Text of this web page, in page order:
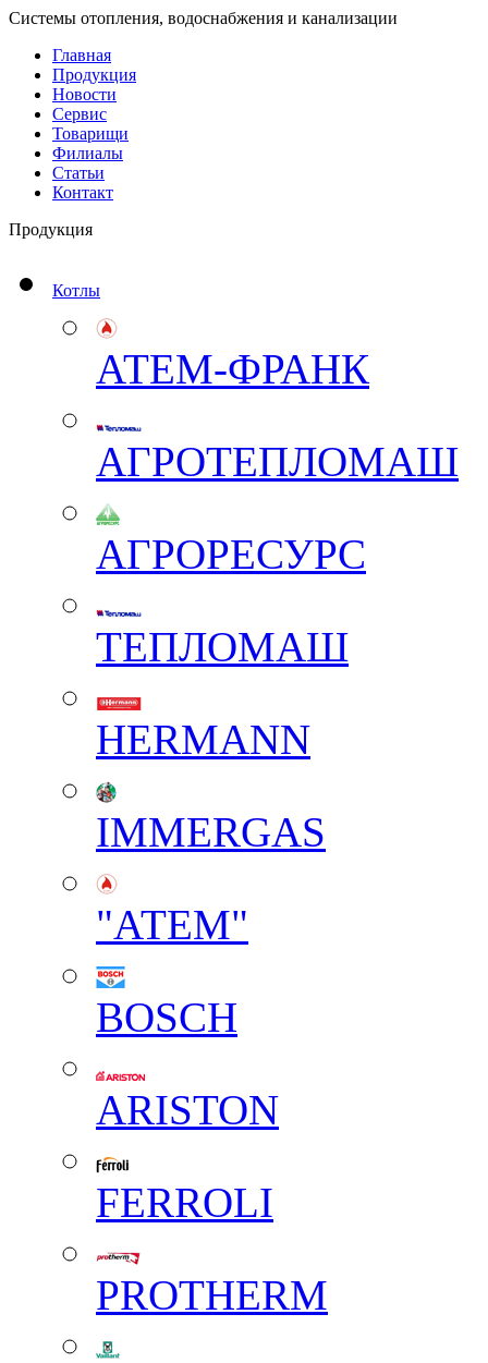
Системы отопления, водоснабжения и канализации
Главная
Продукция
Новости
Сервис
Товарищи
Филиалы
Статьи
Контакт
Продукция
Котлы
АТЕМ-ФРАНК
АГРОТЕПЛОМАШ
АГРОРЕСУРС
ТЕПЛОМАШ
HERMANN
IMMERGAS
"АТЕМ"
BOSCH
ARISTON
FERROLI
PROTHERM